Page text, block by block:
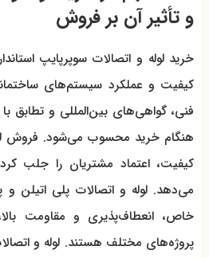
و تأثیر آن بر فروش
خرید لوله و اتصالات سوپرپایپ
کیفیت و عملکرد سیستم‌های
فنی، گواهی‌های بین‌المللی و تطابق با
هنگام خرید محسوب می‌شود. فروش
کیفیت، اعتماد مشتریان را جلب
می‌دهد. لوله و اتصالات پلی اتیلن و
خاص، انعطاف‌پذیری و مقاومت
پروژه‌های مختلف هستند. لوله و